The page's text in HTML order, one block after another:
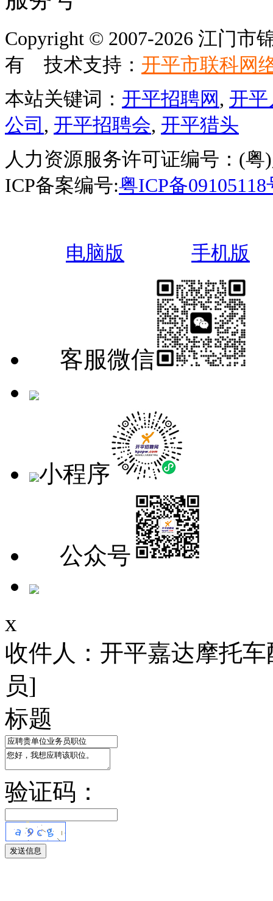
Copyright © 2007-2026 江门市
有 技术支持： 开平市联科网
本站关键词： 开平招聘网 , 开
公司 , 开平招聘会, 开平猎头
人力资源服务许可证编号：(
ICP备案编号:粤ICP备09105118
电脑版 手机版
客服微信
小程序
公众号
x
收件人：开平嘉达摩托
员]
标题
验证码：